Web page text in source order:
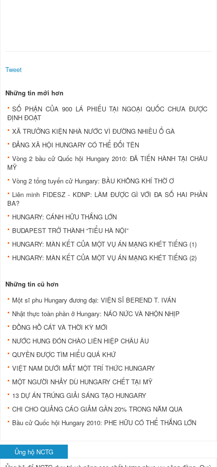
Tweet
Những tin mới hơn
SỐ PHẬN CỦA 900 LÁ PHIẾU TẠI NGOẠI QUỐC CHƯA ĐƯỢC
ĐỊNH ĐOẠT
XÃ TRƯỞNG KIỆN NHÀ NƯỚC VÌ ĐƯỜNG NHIỀU Ổ GÀ
ĐẢNG XÃ HỘI HUNGARY CÓ THỂ ĐỔI TÊN
Vòng 2 bầu cử Quốc hội Hungary 2010: ĐÃ TIẾN HÀNH TẠI CHÂU
MỸ
Vòng 2 tổng tuyển cử Hungary: BẦU KHÔNG KHÍ THỜ Ơ
Liên minh FIDESZ - KDNP: LÀM ĐƯỢC GÌ VỚI ĐA SỐ HAI PHẦN
BA?
HUNGARY: CÁNH HỮU THẮNG LỚN
BUDAPEST TRỞ THÀNH “TIỂU HÀ NỘI”
HUNGARY: MÀN KẾT CỦA MỘT VỤ ÁN MẠNG KHÉT TIẾNG (1)
HUNGARY: MÀN KẾT CỦA MỘT VỤ ÁN MẠNG KHÉT TIẾNG (2)
Những tin cũ hơn
Một sĩ phu Hungary đương đại: VIỆN SĨ BEREND T. IVÁN
Nhật thực toàn phần ở Hungary: NÁO NỨC VÀ NHỘN NHỊP
ĐỒNG HỒ CÁT VÀ THỜI KỲ MỚI
NƯỚC HUNG ĐÓN CHÀO LIÊN HIỆP CHÂU ÂU
QUYỀN ĐƯỢC TÌM HIỂU QUÁ KHỨ
VIỆT NAM DƯỚI MẮT MỘT TRÍ THỨC HUNGARY
MỘT NGƯỜI NHẢY DÙ HUNGARY CHẾT TẠI MỸ
13 DỰ ÁN TRÚNG GIẢI SÁNG TẠO HUNGARY
CHI CHO QUẢNG CÁO GIẢM GẦN 20% TRONG NĂM QUA
Bầu cử Quốc hội Hungary 2010: PHE HỮU CÓ THỂ THẮNG LỚN
Ủng hộ NCTG